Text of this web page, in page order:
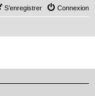
Connexion
S’enregistrer